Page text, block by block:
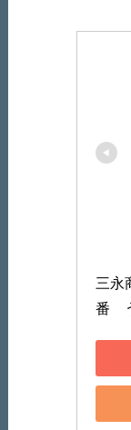
三永
番　